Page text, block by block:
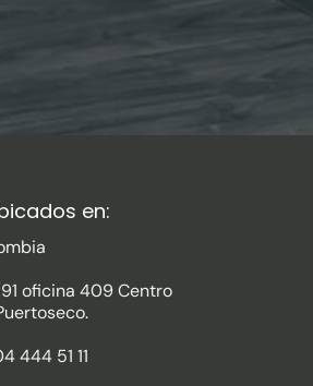
en:
oficina 409 Centro
444 51 11